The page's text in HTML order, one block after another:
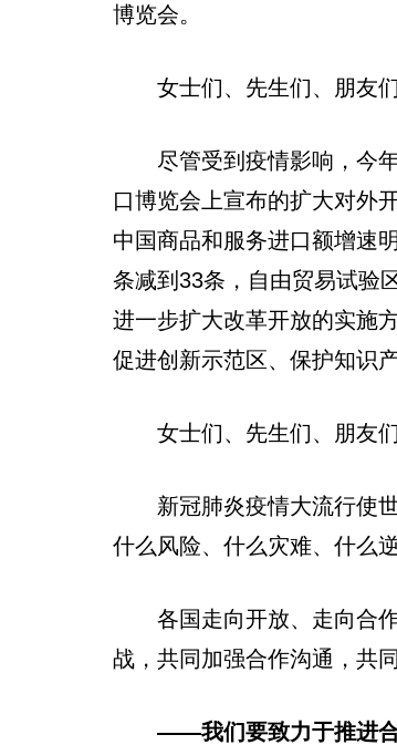
博览会。
女士们、先生们、朋友们
尽管受到疫情影响，今年
口博览会上宣布的扩大对外
中国商品和服务进口额增速
条减到33条，自由贸易试验
进一步扩大改革开放的实施
促进创新示范区、保护知识
女士们、先生们、朋友们
新冠肺炎疫情大流行使世
什么风险、什么灾难、什么
各国走向开放、走向合作
战，共同加强合作沟通，共
——我们要致力于推进合